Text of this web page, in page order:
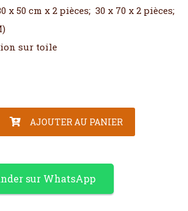
x 50 cm x 2 pièces; 30 x 70 x 2 pièces;
sur toile
marron avec des figurines
AJOUTER AU PANIER
sur WhatsApp